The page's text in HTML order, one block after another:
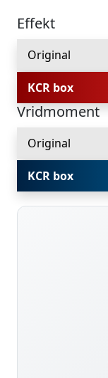
Effekt
Original
KCR box
Vridmoment
Original
KCR box